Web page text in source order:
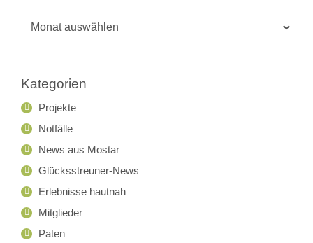
Kategorien
Projekte
Notfälle
News aus Mostar
Glücksstreuner-News
Erlebnisse hautnah
Mitglieder
Paten